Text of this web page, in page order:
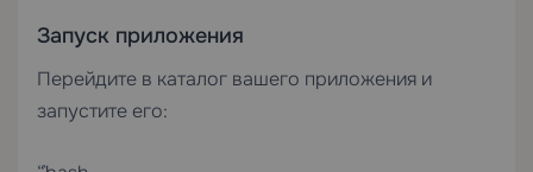
Запуск приложения
Перейдите в каталог вашего приложения и
запустите его: